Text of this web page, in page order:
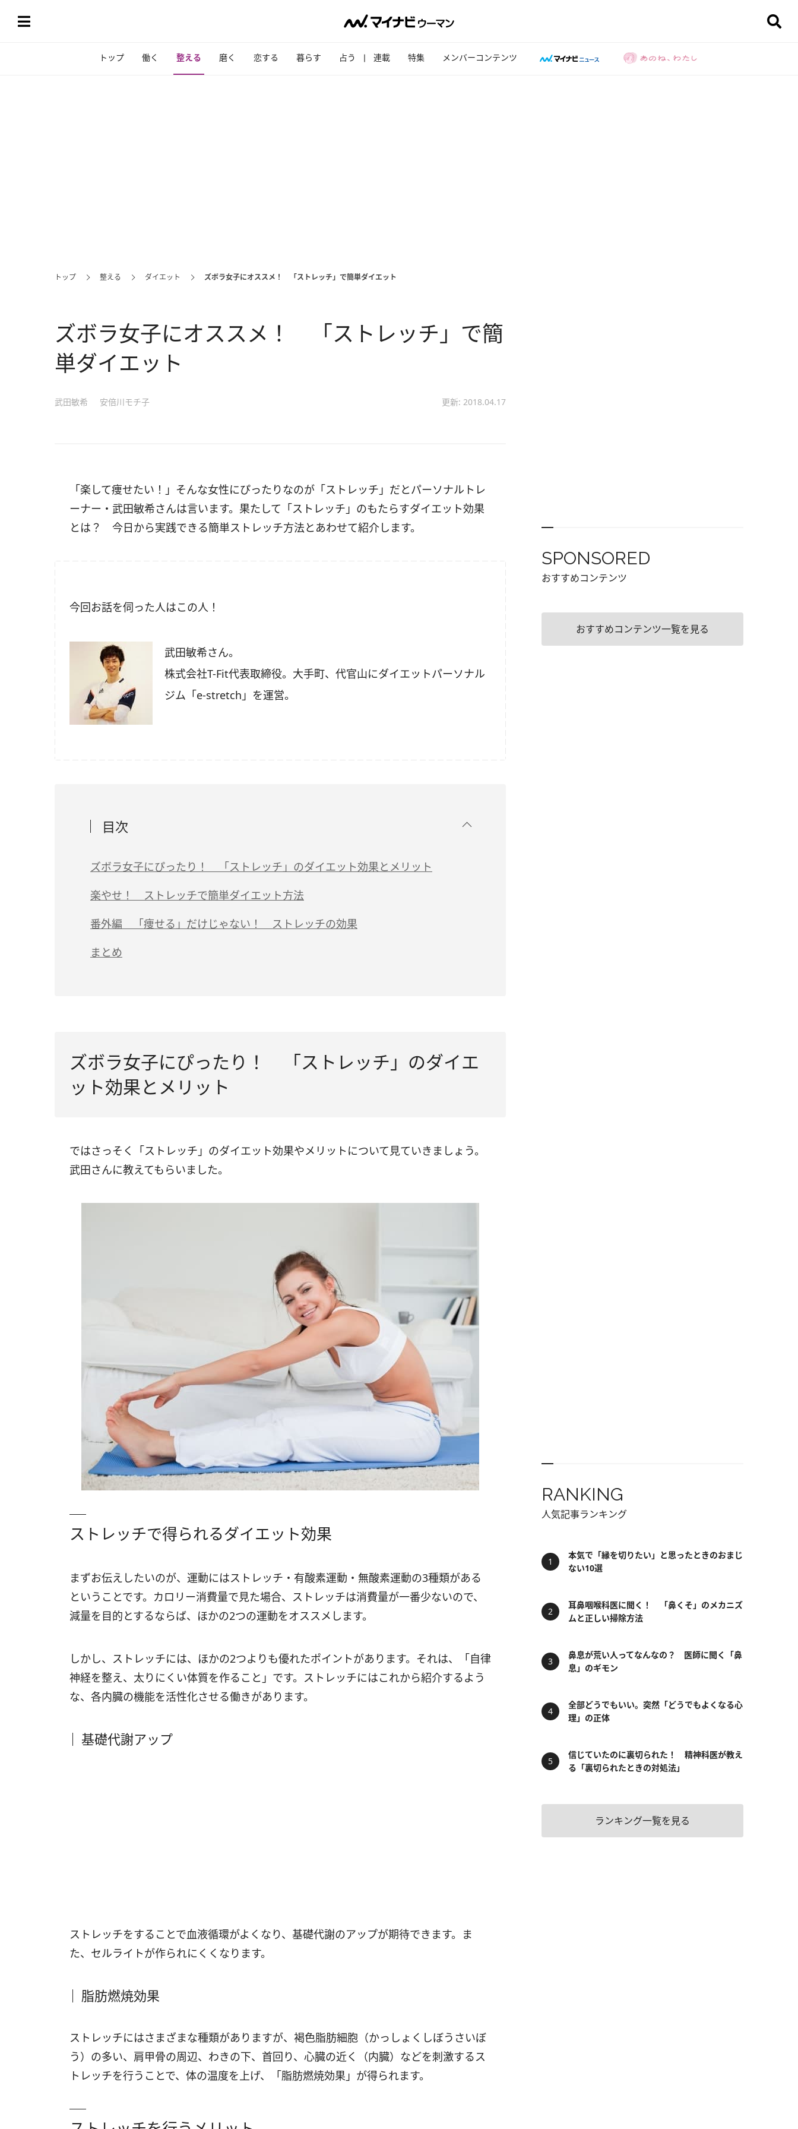
トップ 働く 整える 磨く 恋する 暮らす 占う 連載 特集 メンバーコンテンツ
トップ 整える ダイエット ズボラ女子にオススメ！ 「ストレッチ」で簡単ダイエット
ズボラ女子にオススメ！ 「ストレッチ」で簡
単ダイエット
武田敏希 安倍川モチ子 更新: 2018.04.17
「楽して痩せたい！」そんな女性にぴったりなのが「ストレッチ」だとパーソナルトレ
ーナー・武田敏希さんは言います。果たして「ストレッチ」のもたらすダイエット効果
とは？ 今日から実践できる簡単ストレッチ方法とあわせて紹介します。
今回お話を伺った人はこの人！
武田敏希さん。
株式会社T-Fit代表取締役。大手町、代官山にダイエットパーソナル
ジム「e-stretch」を運営。
目次
ズボラ女子にぴったり！ 「ストレッチ」のダイエット効果とメリット
楽やせ！ ストレッチで簡単ダイエット方法
番外編 「痩せる」だけじゃない！ ストレッチの効果
まとめ
ズボラ女子にぴったり！ 「ストレッチ」のダイエ
ット効果とメリット
ではさっそく「ストレッチ」のダイエット効果やメリットについて見ていきましょう。
武田さんに教えてもらいました。
ストレッチで得られるダイエット効果
まずお伝えしたいのが、運動にはストレッチ・有酸素運動・無酸素運動の3種類がある
ということです。カロリー消費量で見た場合、ストレッチは消費量が一番少ないので、
減量を目的とするならば、ほかの2つの運動をオススメします。
しかし、ストレッチには、ほかの2つよりも優れたポイントがあります。それは、「自律
神経を整え、太りにくい体質を作ること」です。ストレッチにはこれから紹介するよう
な、各内臓の機能を活性化させる働きがあります。
基礎代謝アップ
ストレッチをすることで血液循環がよくなり、基礎代謝のアップが期待できます。ま
た、セルライトが作られにくくなります。
脂肪燃焼効果
ストレッチにはさまざまな種類がありますが、褐色脂肪細胞（かっしょくしぼうさいぼ
う）の多い、肩甲骨の周辺、わきの下、首回り、心臓の近く（内臓）などを刺激するス
トレッチを行うことで、体の温度を上げ、「脂肪燃焼効果」が得られます。
SPONSORED
おすすめコンテンツ
おすすめコンテンツ一覧を見る
RANKING
人気記事ランキング
本気で「縁を切りたい」と思ったときのおまじ
ない10選
耳鼻咽喉科医に聞く！ 「鼻くそ」のメカニズ
ムと正しい掃除方法
鼻息が荒い人ってなんなの？ 医師に聞く「鼻
息」のギモン
全部どうでもいい。突然「どうでもよくなる心
理」の正体
信じていたのに裏切られた！ 精神科医が教え
る「裏切られたときの対処法」
ランキング一覧を見る